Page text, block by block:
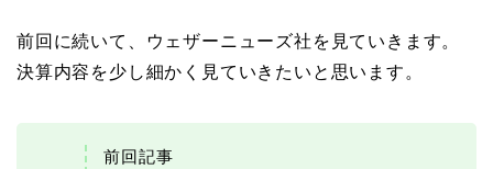
前回に続いて、ウェザーニューズ社を見ていきます。
決算内容を少し細かく見ていきたいと思います。
前回記事